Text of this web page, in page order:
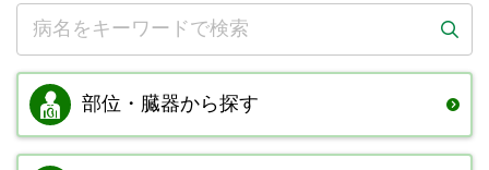
部位・臓器から探す